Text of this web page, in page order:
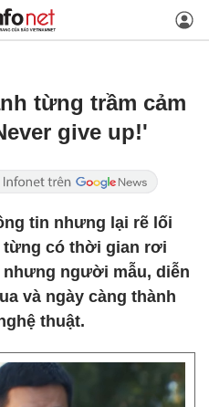
từng trầm cảm
give up!'
tin nhưng lại rẽ lối
từng có thời gian rơi
người mẫu, diễn
và ngày càng thành
thuật.